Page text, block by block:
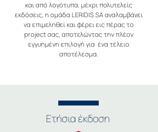
και από λογότυπα, μέχρι πολυτελείς
εκδόσεις, η ομάδα LERIDIS SA αναλαμβάνει
να επιμεληθεί και φέρει εις πέρας το
project σας, αποτελώντας την πλέον
εγγυημένη επιλογή για ένα τέλειο
αποτέλεσμα.
Ετήσια έκδοση